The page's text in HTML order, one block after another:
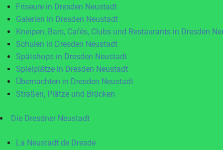
Friseure in Dresden Neustadt
Galerien in Dresden Neustadt
Kneipen, Bars, Cafés, Clubs und Restaurants in Dresden
Schulen in Dresden Neustadt
Spätshops in Dresden Neustadt
Spielplätze in Dresden Neustadt
Übernachten in Dresden Neustadt
Straßen, Plätze und Brücken
Die Dresdner Neustadt
La Neustadt de Dresde